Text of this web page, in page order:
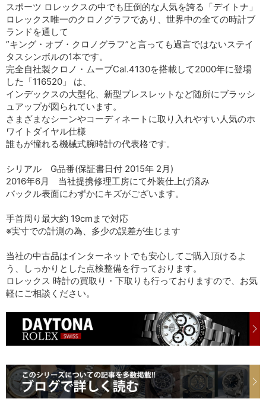
スポーツ ロレックスの中でも圧倒的な人気を誇る「デイトナ」
ロレックス唯一のクロノグラフであり、世界中の全ての時計ブ
ランドを通して
”キング・オブ・クロノグラフ”と言っても過言ではないステイ
タスシンボルの1本です。
完全自社製クロノ・ムーブCal.4130を搭載して2000年に登場
した「116520」 は、
インデックスの大型化、新型ブレスレットなど随所にブラッシ
ュアップが図られています。
さまざまなシーンやコーディネートに取り入れやすい人気のホ
ワイトダイヤル仕様
誰もが憧れる機械式腕時計の代表格です。
シリアル G品番(保証書日付 2015年 2月)
2016年6月 当社提携修理工房にて外装仕上げ済み
バックル表面にわずかにキズがございます。
手首周り最大約 19cmまで対応
※実寸での計測の為、多少の誤差が生じます
当社の中古品はインターネットでも安心してご購入頂けるよ
う、しっかりとした点検整備を行っております。
ロレックス 時計の買取り・下取りも行っておりますので、お気
軽にご相談ください。